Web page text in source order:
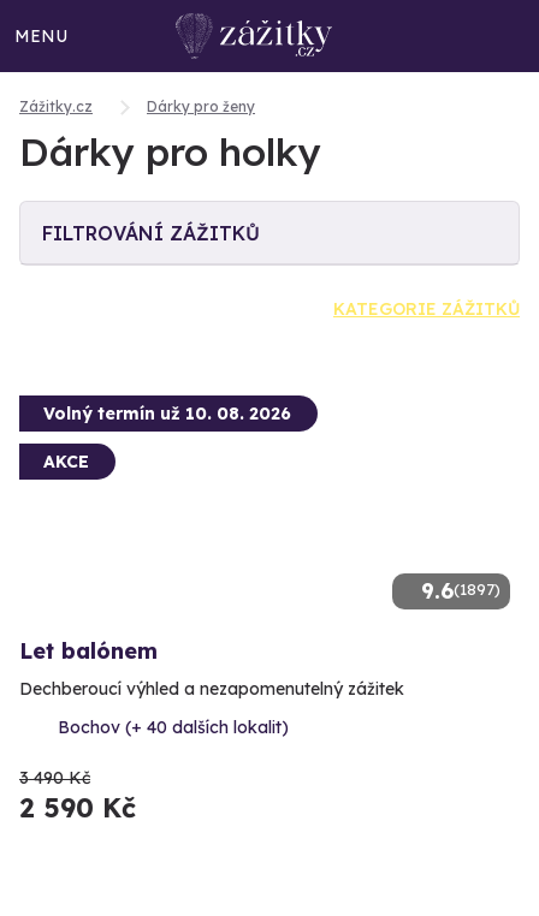
MENU
Zážitky.cz Dárky pro ženy
Dárky pro holky
FILTROVÁNÍ ZÁŽITKŮ
KATEGORIE ZÁŽITKŮ
9.6(1897)
Volný termín už 10. 08. 2026
AKCE
Let balónem
Dechberoucí výhled a nezapomenutelný zážitek
Bochov (+ 40 dalších lokalit)
3 490 Kč
2 590 Kč